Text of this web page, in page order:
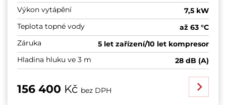
Výkon vytápění
7,5 kW
Teplota topné vody
až 63 °C
Záruka
5 let zařízení/10 let kompresor
Hladina hluku ve 3 m
28 dB (A)
156 400 Kč bez DPH